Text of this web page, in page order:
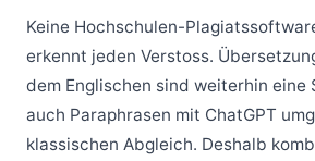
Keine Hochschulen-
erkennt jeden Verstoss.
dem Englischen sind weiterhin eine
auch Paraphrasen mit ChatGPT
klassischen Abgleich. Deshalb